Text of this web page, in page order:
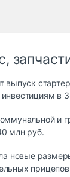
выпуск
инвестициям в
и
млн руб.
новые
прицепов